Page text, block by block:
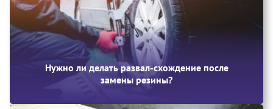
Нужно ли делать развал-схождение после
замены резины?